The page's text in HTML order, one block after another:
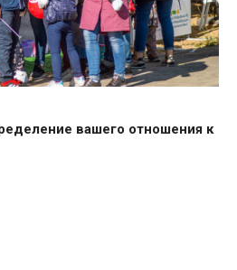
вашего отношения к